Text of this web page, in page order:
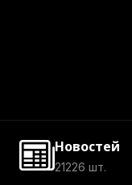
Новостей
21226 шт.